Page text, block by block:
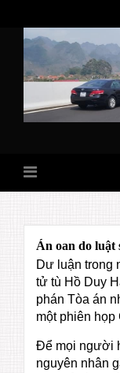
content
Án oan do luật
Dư luận trong
tử tù Hồ Duy
phán Tòa án
một phiên họp
Để mọi người
nguyên nhân